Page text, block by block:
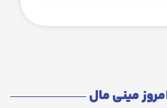
مینی مال